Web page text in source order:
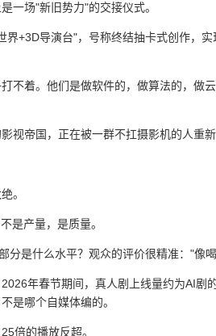
一场"新旧势力"的交接仪式。
界+3D导演台"，号称终结抽卡式创作，
不着。他们是做软件的，做算法的，做
视帝国，正在被一群不扛摄影机的人重
。
是产量，是质量。
分是什么水平？观众的评价很精准："像
年春节期间，真人剧上线量约为AI
是哪个自媒体编的。
倍的播放反超。